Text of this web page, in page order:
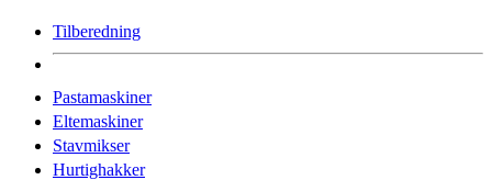
Tilberedning
Pastamaskiner
Eltemaskiner
Stavmikser
Hurtighakker